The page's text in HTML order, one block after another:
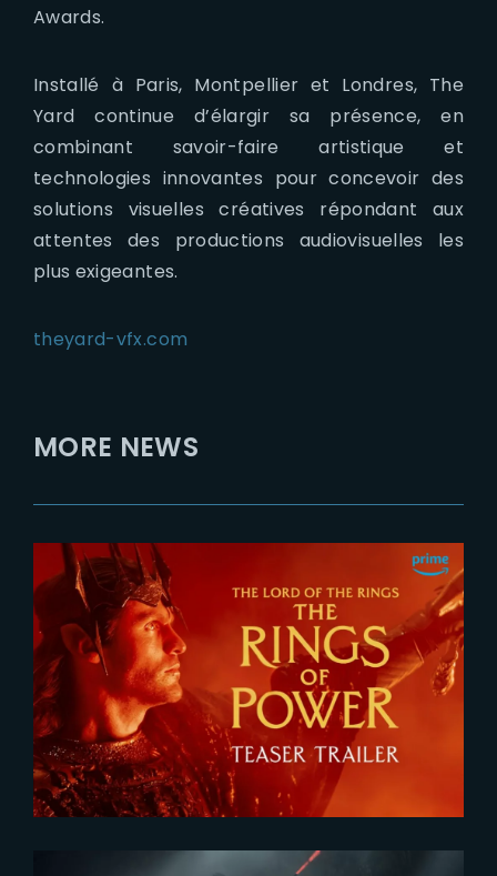
Awards.
Installé à Paris, Montpellier et Londres, The
Yard continue d’élargir sa présence, en
combinant savoir-faire artistique et
technologies innovantes pour concevoir des
solutions visuelles créatives répondant aux
attentes des productions audiovisuelles les
plus exigeantes.
theyard-vfx.com
MORE NEWS
2026-07-24
The Rings of Power 3 | Official
Teaser